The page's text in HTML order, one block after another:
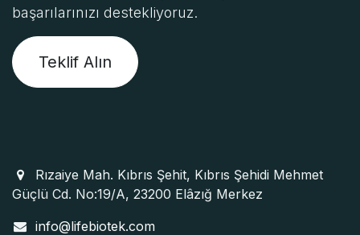
başarılarınızı destekliyoruz.
Teklif Alın
Rızaiye Mah. Kıbrıs Şehit, Kıbrıs Şehidi Mehmet
Güçlü Cd. No:19/A, 23200 Elâzığ Merkez
info@lifebiotek.com